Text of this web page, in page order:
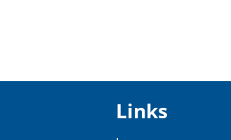
Links